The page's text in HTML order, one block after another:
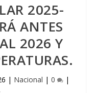
2025-
ANTES
2026 Y
| Nacional | 0 |